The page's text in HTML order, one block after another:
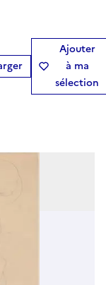
Ajouter
à ma
sélection